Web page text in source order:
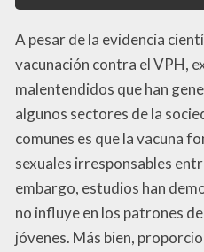
A pesar de la evidencia
vacunación contra el VPH,
malentendidos que han
algunos sectores de la
comunes es que la vacuna
sexuales irresponsables
embargo, estudios han
no influye en los patrones
jóvenes. Más bien,